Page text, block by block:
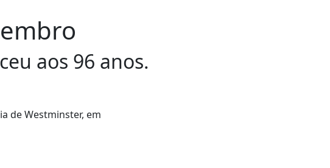
aos 96 anos.
de Westminster, em